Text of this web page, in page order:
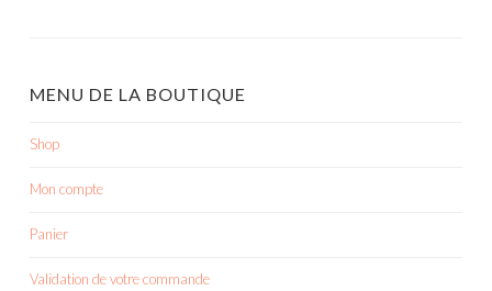
MENU DE LA BOUTIQUE
Shop
Mon compte
Panier
Validation de votre commande